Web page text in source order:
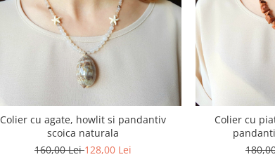
Colier cu agate, howlit si pandantiv
scoica naturala
160,00 Lei128,00 Lei
Colier cu